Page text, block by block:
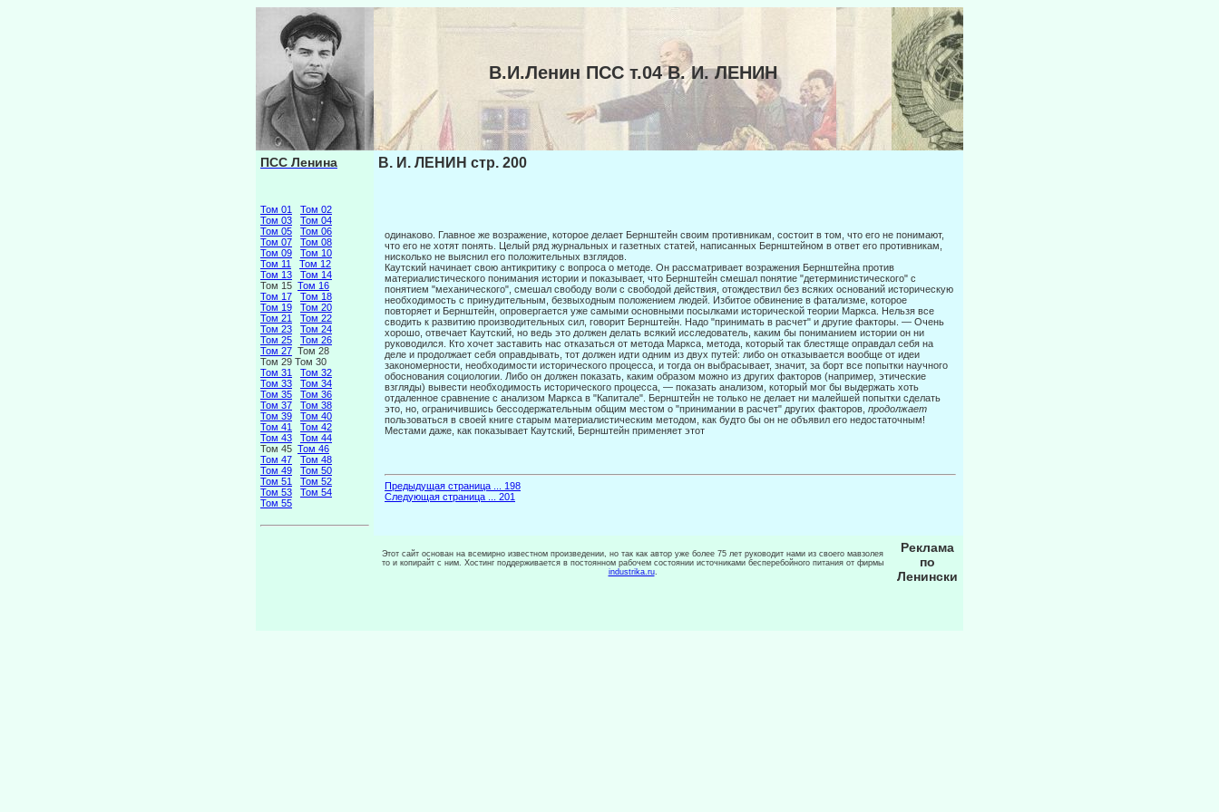
В.И.Ленин ПСС т.04 В. И. ЛЕНИН
ПСС Ленина
Том 01
Том 02
Том 03
Том 04
Том 05
Том 06
Том 07
Том 08
Том 09
Том 10
Том 11
Том 12
Том 13
Том 14
Том 15 Том 16
Том 17
Том 18
Том 19
Том 20
Том 21
Том 22
Том 23
Том 24
Том 25
Том 26
Том 27 Том 28
Том 29 Том 30
Том 31
Том 32
Том 33
Том 34
Том 35
Том 36
Том 37
Том 38
Том 39
Том 40
Том 41
Том 42
Том 43
Том 44
Том 45 Том 46
Том 47
Том 48
Том 49
Том 50
Том 51
Том 52
Том 53
Том 54
Том 55
В. И. ЛЕНИН стр. 200
одинаково. Главное же возражение, которое делает Бернштейн своим противникам, со­стоит в том, что его не понимают,
что его не хотят понять. Целый ряд журнальных и газетных статей, написанных Бернштейном в ответ его противникам,
нисколько не вы­яснил его положительных взглядов.
Каутский начинает свою антикритику с вопроса о методе. Он рассматривает возра­жения Бернштейна против
материалистического понимания истории и показывает, что Бернштейн смешал понятие "детерминистического" с
понятием "механического", смешал свободу воли с свободой действия, отождествил без всяких оснований истори­ческую
необходимость с принудительным, безвыходным положением людей. Избитое обвинение в фатализме, которое
повторяет и Бернштейн, опровергается уже самыми основными посылками исторической теории Маркса. Нельзя все
сводить к развитию производительных сил, говорит Бернштейн. Надо "принимать в расчет" и другие фак­торы. — Очень
хорошо, отвечает Каутский, но ведь это должен делать всякий исследо­ватель, каким бы пониманием истории он ни
руководился. Кто хочет заставить нас от­казаться от метода Маркса, метода, который так блестяще оправдал себя на
деле и про­должает себя оправдывать, тот должен идти одним из двух путей: либо он отказывается вообще от идеи
закономерности, необходимости исторического процесса, и тогда он выбрасывает, значит, за борт все попытки научного
обоснования социологии. Либо он должен показать, каким образом можно из других факторов (например, этические
взгляды) вывести необходимость исторического процесса, — показать анализом, кото­рый мог бы выдержать хоть
отдаленное сравнение с анализом Маркса в "Капитале". Бернштейн не только не делает ни малейшей попытки сделать
это, но, ограничившись бессодержательным общим местом о "принимании в расчет" других факторов, про­должает
пользоваться в своей книге старым материалистическим методом, как будто бы он не объявил его недостаточным!
Местами даже, как показывает Каутский, Берн­штейн применяет этот
Предыдущая страница ... 198
Следующая страница ... 201
Этот сайт основан на всемирно известном произведении, но так как автор уже более 75 лет руководит нами из своего мавзолея
то и копирайт с ним. Хостинг поддерживается в постоянном рабочем состоянии источниками бесперебойного питания от фирмы
industrika.ru.
Реклама
по
Ленински